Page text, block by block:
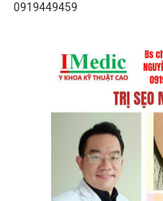
0919449459